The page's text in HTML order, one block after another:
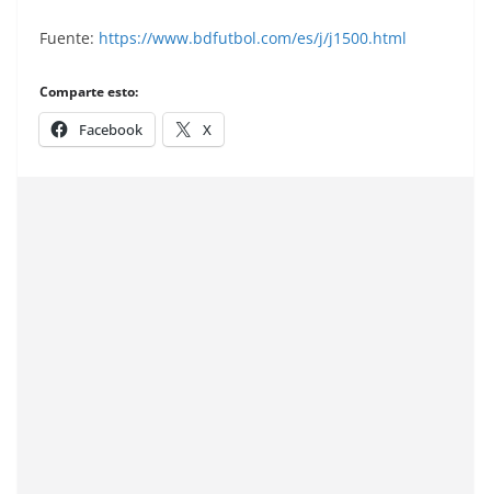
Fuente: https://www.bdfutbol.com/es/j/j1500.html
Comparte esto:
Facebook X